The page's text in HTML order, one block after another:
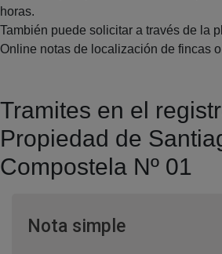
horas.
También puede solicitar a través de la
Online notas de localización de fincas
Tramites en el
Propiedad de
Compostela Nº 01
Nota simpleVentana